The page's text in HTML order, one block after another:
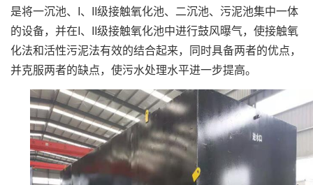
是将一沉池、I、II级接触氧化池、二沉池、污泥池集中一体
的设备，并在I、II级接触氧化池中进行鼓风曝气，使接触氧
化法和活性污泥法有效的结合起来，同时具备两者的优点，
并克服两者的缺点，使污水处理水平进一步提高。